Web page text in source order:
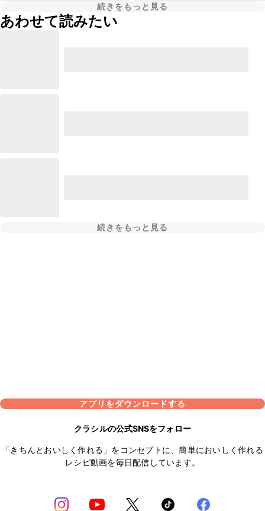
続きをもっと見る
あわせて読みたい
続きをもっと見る
アプリをダウンロードする
クラシルの公式SNSをフォロー
「きちんとおいしく作れる」をコンセプトに、簡単においしく作れる
レシピ動画を毎日配信しています。